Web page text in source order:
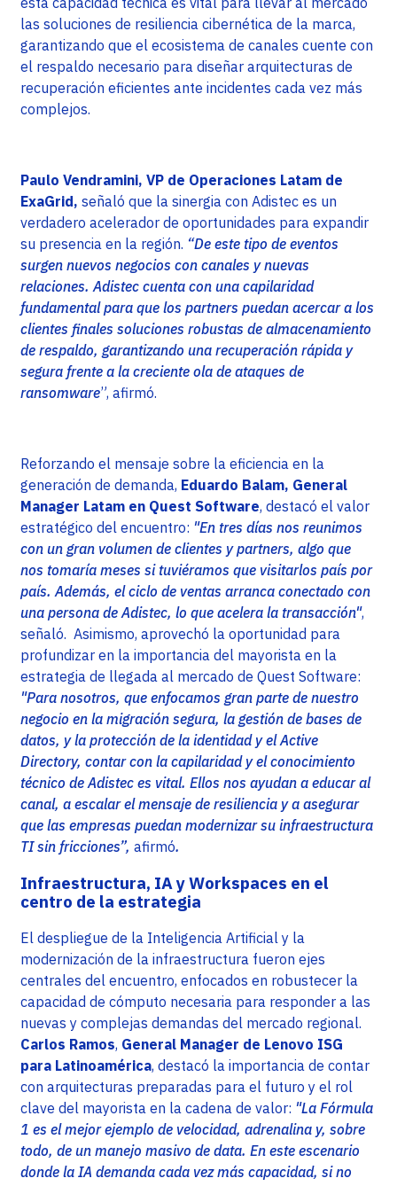
las soluciones de resiliencia cibernética de la marca,
garantizando que el ecosistema de canales cuente con
el respaldo necesario para diseñar arquitecturas de
recuperación eficientes ante incidentes cada vez más
complejos.
Paulo Vendramini, VP de Operaciones Latam de
ExaGrid, señaló que la sinergia con Adistec es un
verdadero acelerador de oportunidades para expandir
su presencia en la región. “De este tipo de eventos
surgen nuevos negocios con canales y nuevas
relaciones. Adistec cuenta con una capilaridad
fundamental para que los partners puedan acercar a los
clientes finales soluciones robustas de almacenamiento
de respaldo, garantizando una recuperación rápida y
segura frente a la creciente ola de ataques de
ransomware”, afirmó.
Reforzando el mensaje sobre la eficiencia en la
generación de demanda, Eduardo Balam, General
Manager Latam en Quest Software, destacó el valor
estratégico del encuentro: "En tres días nos reunimos
con un gran volumen de clientes y partners, algo que
nos tomaría meses si tuviéramos que visitarlos país por
país. Además, el ciclo de ventas arranca conectado con
una persona de Adistec, lo que acelera la transacción",
señaló. Asimismo, aprovechó la oportunidad para
profundizar en la importancia del mayorista en la
estrategia de llegada al mercado de Quest Software:
"Para nosotros, que enfocamos gran parte de nuestro
negocio en la migración segura, la gestión de bases de
datos, y la protección de la identidad y el Active
Directory, contar con la capilaridad y el conocimiento
técnico de Adistec es vital. Ellos nos ayudan a educar al
canal, a escalar el mensaje de resiliencia y a asegurar
que las empresas puedan modernizar su infraestructura
TI sin fricciones”, afirmó.
Infraestructura, IA y Workspaces en el
centro de la estrategia
El despliegue de la Inteligencia Artificial y la
modernización de la infraestructura fueron ejes
centrales del encuentro, enfocados en robustecer la
capacidad de cómputo necesaria para responder a las
nuevas y complejas demandas del mercado regional.
Carlos Ramos, General Manager de Lenovo ISG
para Latinoamérica, destacó la importancia de contar
con arquitecturas preparadas para el futuro y el rol
clave del mayorista en la cadena de valor: "La Fórmula
1 es el mejor ejemplo de velocidad, adrenalina y, sobre
todo, de un manejo masivo de data. En este escenario
donde la IA demanda cada vez más capacidad, si no